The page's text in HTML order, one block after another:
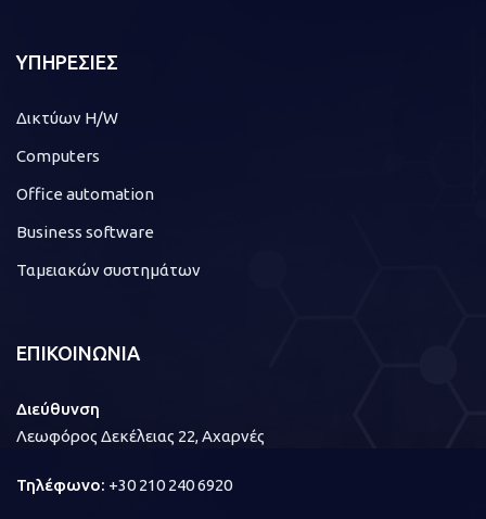
ΥΠΗΡΕΣΙΕΣ
Δικτύων H/W
Computers
Office automation
Business software
Ταμειακών συστημάτων
ΕΠΙΚΟΙΝΩΝΙΑ
Διεύθυνση
Λεωφόρος Δεκέλειας 22, Αχαρνές
Τηλέφωνο: +30 210 240 6920